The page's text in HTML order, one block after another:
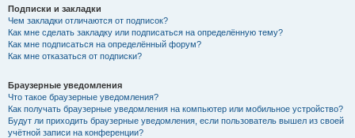
Подписки и закладки
Чем закладки отличаются от подписок?
Как мне сделать закладку или подписаться на определённую тему?
Как мне подписаться на определённый форум?
Как мне отказаться от подписки?
Браузерные уведомления
Что такое браузерные уведомления?
Как получать браузерные уведомления на компьютер или мобильное устройство?
Будут ли приходить браузерные уведомления, если пользователь вышел из своей
учётной записи на конференции?